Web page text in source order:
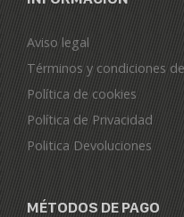
Aviso legal
Términos y condiciones
Política de cookies
Política de Privacidad
Politica Devoluciones
MÉTODOS DE PAGO